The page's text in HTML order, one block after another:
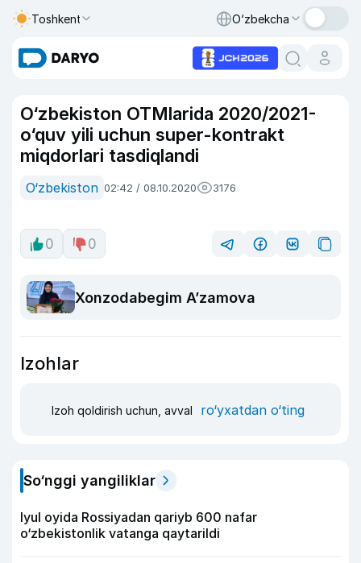
Toshkent O‘zbekcha
O‘zbekiston OTMlarida 2020/2021-
o‘quv yili uchun super-kontrakt
miqdorlari tasdiqlandi
O‘zbekiston 02:42 / 08.10.2020 3176
0 0
Xonzodabegim A’zamova
Izohlar
Izoh qoldirish uchun, avval ro‘yxatdan o‘ting
So‘nggi yangiliklar
Iyul oyida Rossiyadan qariyb 600 nafar
o‘zbekistonlik vatanga qaytarildi